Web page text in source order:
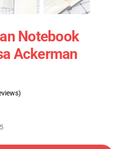
Notebook
Ackerman